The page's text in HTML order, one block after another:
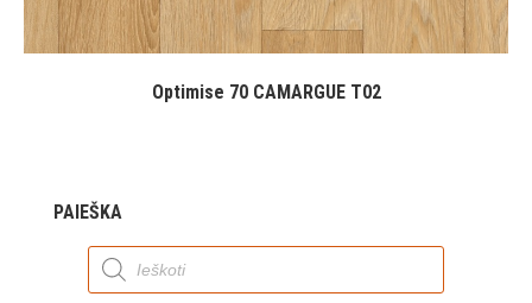
Optimise 70 CAMARGUE T02
PAIEŠKA
Products
search